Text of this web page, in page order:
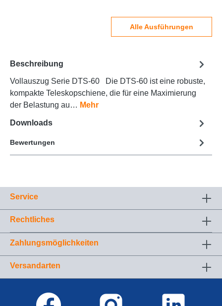
Alle Ausführungen
Beschreibung
Vollauszug Serie DTS-60 Die DTS-60 ist eine robuste,
kompakte Teleskopschiene, die für eine Maximierung
der Belastung au… Mehr
Downloads
Bewertungen
Service
Rechtliches
Zahlungsmöglichkeiten
Versandarten